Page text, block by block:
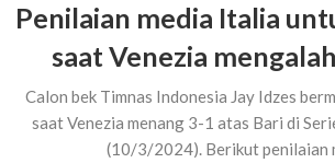
Penilaian media Italia
saat Venezia
Calon bek Timnas Indonesia Jay Idzes
saat Venezia menang 3-1 atas Bari di
(10/3/2024). Berikut penilaian